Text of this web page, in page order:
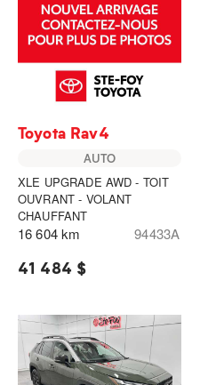
Toyota Rav4
AUTO
XLE UPGRADE AWD - TOIT
OUVRANT - VOLANT
CHAUFFANT
16 604 km 94433A
41 484 $